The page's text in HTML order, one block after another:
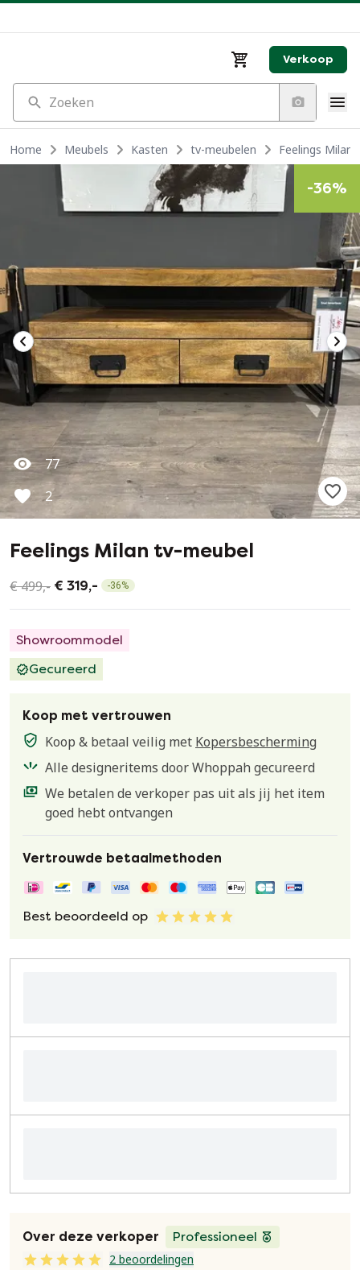
Verkoop
Zoeken
Home Meubels Kasten tv-meubelen Feelings Milan
77
2
-36%
Feelings Milan tv-meubel
€ 499,- € 319,- -36%
Showroommodel
Gecureerd
Koop met vertrouwen
Koop & betaal veilig met Kopersbescherming
Alle designeritems door Whoppah gecureerd
We betalen de verkoper pas uit als jij het item
goed hebt ontvangen
Vertrouwde betaalmethoden
Best beoordeeld op
Over deze verkoper
Professioneel
2 beoordelingen